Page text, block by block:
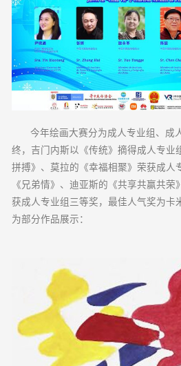
今年绘画大赛分为成人专业组、成
终，吉门内斯以《传统》摘得成人专业
拼搏》、莫拉的《幸福相聚》荣获成人
《兄弟情》、迪亚斯的《共享共赢共
获成人专业组三等奖，最佳人气奖为卡
为部分作品展示：